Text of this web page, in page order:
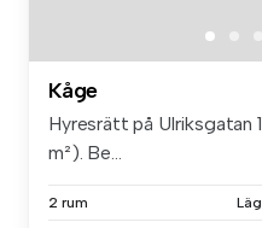
Kåge
Hyresrätt på Ulriksgatan
m²). Be...
2 rum